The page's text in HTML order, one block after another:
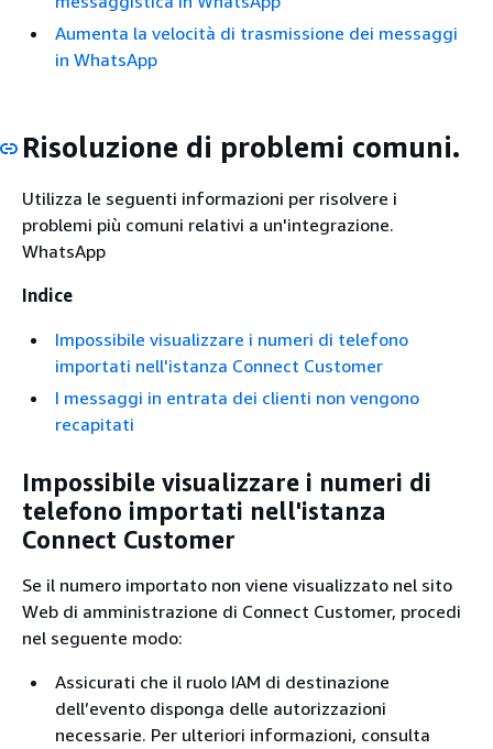
Aumenta la velocità di trasmissione dei messaggi
in WhatsApp
Risoluzione di problemi comuni.
Utilizza le seguenti informazioni per risolvere i
problemi più comuni relativi a un'integrazione.
WhatsApp
Indice
Impossibile visualizzare i numeri di telefono
importati nell'istanza Connect Customer
I messaggi in entrata dei clienti non vengono
recapitati
Impossibile visualizzare i numeri di
telefono importati nell'istanza
Connect Customer
Se il numero importato non viene visualizzato nel sito
Web di amministrazione di Connect Customer, procedi
nel seguente modo:
Assicurati che il ruolo IAM di destinazione
dell’evento disponga delle autorizzazioni
necessarie. Per ulteriori informazioni, consulta